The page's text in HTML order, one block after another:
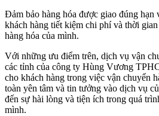
Đảm bảo hàng hóa được giao đúng hạn
khách hàng tiết kiệm chi phí và thời
hàng hóa của mình.
Với những ưu điểm trên, dịch vụ vận
các tỉnh của công ty Hùng Vương
cho khách hàng trong việc vận chuyển
toàn yên tâm và tin tưởng vào dịch vụ
đến sự hài lòng và tiện ích trong quá
mình.